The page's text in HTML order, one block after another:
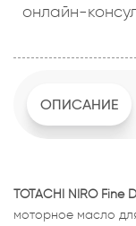
онлайн-
ОПИСАНИЕ
TOTACHI NIRO Fine
моторное масло